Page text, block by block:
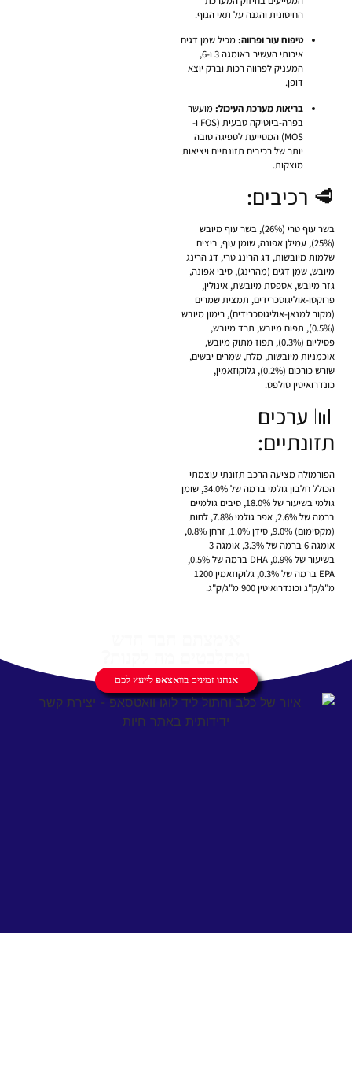
החיסונית והגנה על תאי הגוף.
טיפוח עור ופרווה:מכיל שמן דגים
איכותי העשיר באומגה 3 ו-6,
המעניק לפרווה רכות וברק יוצא
דופן.
בריאות מערכת העיכול:מועשר
בפרה-ביוטיקה טבעית (FOS ו-
MOS) המסייעת לספיגה טובה
יותר של רכיבים תזונתיים ויציאות
מוצקות.
🥩 רכיבים:
בשר עוף טרי (26%), בשר עוף מיובש
(25%), עמילן אפונה, שומן עוף, ביצים
שלמות מיובשות, דג הרינג טרי, דג הרינג
מיובש, שמן דגים (מהרינג), סיבי אפונה,
גזר מיובש, אספסת מיובשת, אינולין,
פרוקטו-אוליגוסכרידים, תמצית שמרים
(מקור למנאן-אוליגוסכרידים), רימון מיובש
(0.5%), תפוח מיובש, תרד מיובש,
פסיליום (0.3%), תפוז מתוק מיובש,
אוכמניות מיובשות, מלח, שמרים יבשים,
שורש כורכום (0.2%), גלוקוזאמין,
כונדרואיטין סולפט.
📊 ערכים
תזונתיים:
הפורמולה מציעה הרכב תזונתי עוצמתי
הכולל חלבון גולמי ברמה של 34.0%, שומן
גולמי בשיעור של 18.0%, סיבים גולמיים
ברמה של 2.6%, אפר גולמי 7.8%, לחות
(מקסימום) 9.0%, סידן 1.0%, זרחן 0.8%,
אומגה 6 ברמה של 3.3%, אומגה 3
בשיעור של 0.9%, DHA ברמה של 0.5%,
EPA ברמה של 0.3%, גלוקוזאמין 1200
מ"ג/ק"ג וכונדרואיטין 900 מ"ג/ק"ג.
אנחנו זמינים בוואצאפ לייעץ לכם